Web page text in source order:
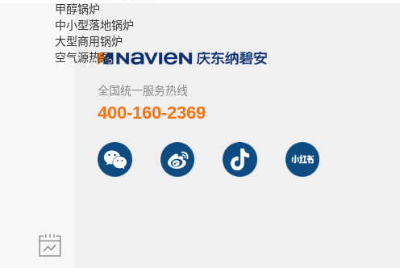
甲醇锅炉
中小型落地锅炉
大型商用锅炉
空气源热泵
全国统一服务热线
400-160-2369